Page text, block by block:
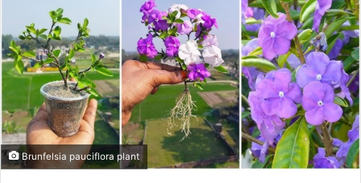
n
e
m
a
i
Brunfelsia pauciflora plant